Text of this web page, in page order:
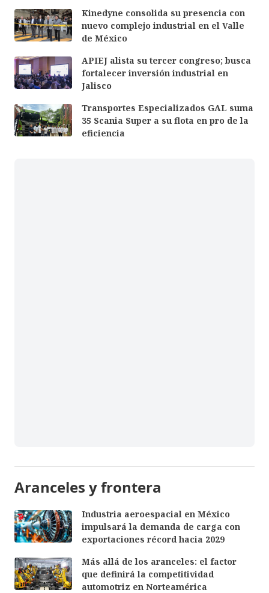
Kinedyne consolida su presencia con
nuevo complejo industrial en el Valle
de México
APIEJ alista su tercer congreso; busca
fortalecer inversión industrial en
Jalisco
Transportes Especializados GAL suma
35 Scania Super a su flota en pro de la
eficiencia
Aranceles y frontera
Industria aeroespacial en México
impulsará la demanda de carga con
exportaciones récord hacia 2029
Más allá de los aranceles: el factor
que definirá la competitividad
automotriz en Norteamérica